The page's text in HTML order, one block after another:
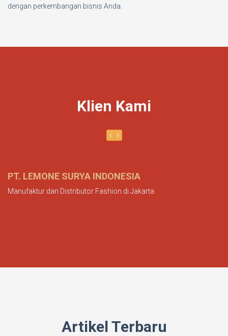
dengan perkembangan bisnis Anda.
Klien Kami
PT. LEMONE SURYA INDONESIA
Manufaktur dan Distributor Fashion di Jakarta
Artikel Terbaru